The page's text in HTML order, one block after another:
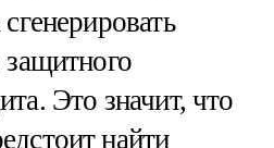
защитного
Это значит, что
найти